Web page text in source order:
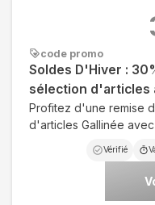
code promo
Soldes D'Hiver :
sélection d'articles
Profitez d'une remise
d'articles Gallinée
Vérifié